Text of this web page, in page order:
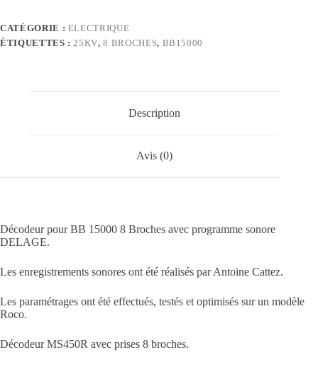
CATÉGORIE : ELECTRIQUE
ÉTIQUETTES :25KV,8 BROCHES, BB15000
Description
Avis (0)
Décodeur pour BB 15000 8 Broches avec programme sonore
DELAGE.
Les enregistrements sonores ont été réalisés par Antoine Cattez.
Les paramétrages ont été effectués, testés et optimisés sur un modèle
Roco.
Décodeur MS450R avec prises 8 broches.